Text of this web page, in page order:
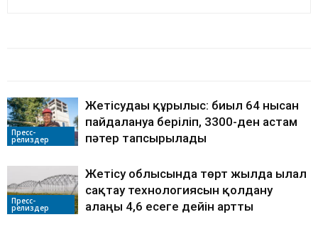
Пресс-
релиздер
Жетісудағы құрылыс: биыл 64 нысан
пайдалануға беріліп, 3300-ден астам
пәтер тапсырылады
Пресс-
релиздер
Жетісу облысында төрт жылда ылғал
сақтау технологиясын қолдану
алаңы 4,6 есеге дейін артты